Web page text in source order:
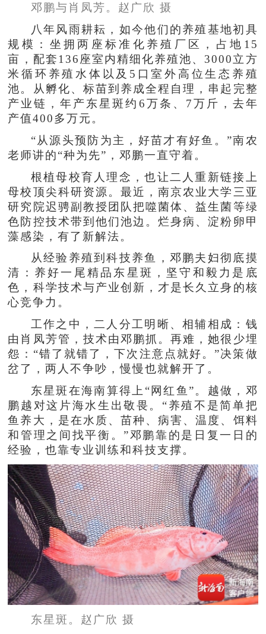
邓鹏与肖凤芳。赵广欣 摄
八年风雨耕耘，如今他们的养殖基地初具
规模：坐拥两座标准化养殖厂区，占地15
亩，配套136座室内精细化养殖池、3000立方
米循环养殖水体以及5口室外高位生态养殖
池。从孵化、标苗到养成全程自理，串起完整
产业链，年产东星斑约6万条、7万斤，去年
产值400多万元。
“从源头预防为主，好苗才有好鱼。”南农
老师讲的“种为先”，邓鹏一直守着。
根植母校育人理念，也让二人重新链接上
母校顶尖科研资源。最近，南京农业大学三亚
研究院迟骋副教授团队把噬菌体、益生菌等绿
色防控技术带到他们池边。烂身病、淀粉卵甲
藻感染，有了新解法。
从经验养殖到科技养鱼，邓鹏夫妇彻底摸
清：养好一尾精品东星斑，坚守和毅力是底
色，科学技术与产业创新，才是长久立身的核
心竞争力。
工作之中，二人分工明晰、相辅相成：钱
由肖凤芳管，技术由邓鹏抓。再难，她很少埋
怨：“错了就错了，下次注意点就好。”决策做
岔了，两人不争吵，慢慢也就解开了。
东星斑在海南算得上“网红鱼”。越做，邓
鹏越对这片海水生出敬畏。“养殖不是简单把
鱼养大，是在水质、苗种、病害、温度、饵料
和管理之间找平衡。”邓鹏靠的是日复一日的
经验，也靠专业训练和科技支撑。
东星斑。赵广欣 摄